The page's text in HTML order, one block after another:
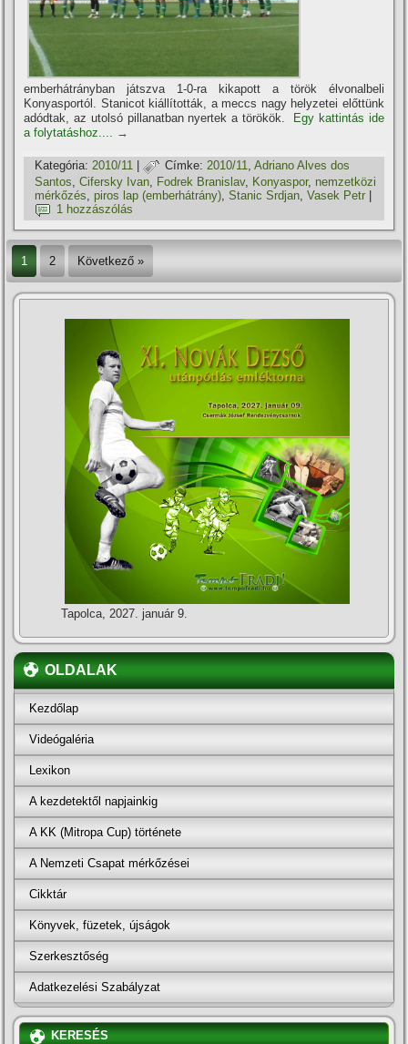
emberhátrányban játszva 1-0-ra kikapott a török élvonalbeli
Konyasportól. Stanicot kiállí­tották, a meccs nagy helyzetei előttünk
adódtak, az utolsó pillanatban nyertek a törökök.
Egy kattintás ide
a folytatáshoz....
→
Kategória: 2010/11 | Címke: 2010/11,Adriano Alves dos
Santos ,Cifersky Ivan Fodrek Branislav, Konyaspor, nemzetközi
mérkőzés ,piros lap (emberhátrány) ,Stanic Srdjan ,Vasek Petr
1 hozzászólás
1 2 Következő »
Tapolca, 2027. január 9.
OLDALAK
Kezdőlap
Videógaléria
Lexikon
A kezdetektől napjainkig
A KK (Mitropa Cup) története
A Nemzeti Csapat mérkőzései
Cikktár
Könyvek, füzetek, újságok
Szerkesztőség
Adatkezelési Szabályzat
KERESÉS